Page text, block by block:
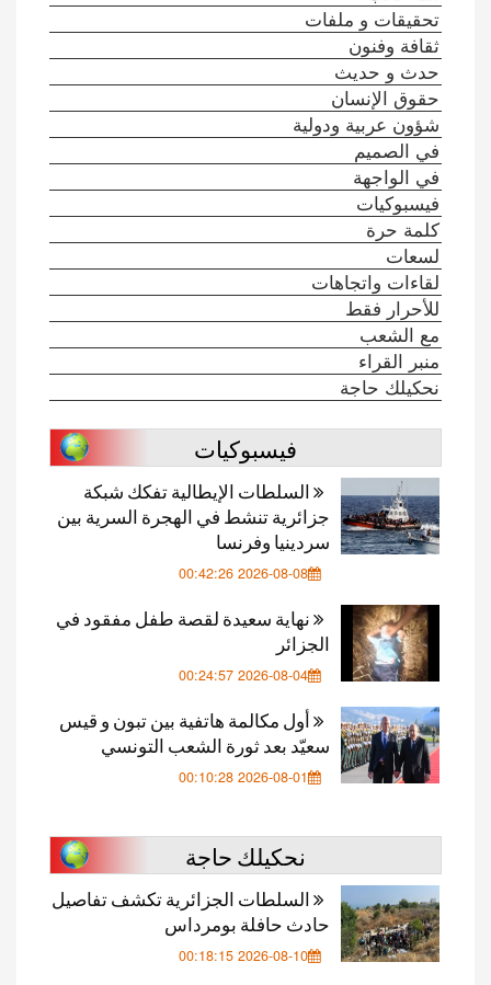
تحقيقات و ملفات
ثقافة وفنون
حدث و حديث
حقوق الإنسان
شؤون عربية ودولية
في الصميم
في الواجهة
فيسبوكيات
كلمة حرة
لسعات
لقاءات واتجاهات
للأحرار فقط
مع الشعب
منبر القراء
نحكيلك حاجة
فيسبوكيات
السلطات الإيطالية تفكك شبكة
جزائرية تنشط في الهجرة السرية بين
سردينيا وفرنسا
2026-08-08 00:42:26
نهاية سعيدة لقصة طفل مفقود في
الجزائر
2026-08-04 00:24:57
أول مكالمة هاتفية بين تبون و قيس
سعيّد بعد ثورة الشعب التونسي
2026-08-01 00:10:28
نحكيلك حاجة
السلطات الجزائرية تكشف تفاصيل
حادث حافلة بومرداس
2026-08-10 00:18:15